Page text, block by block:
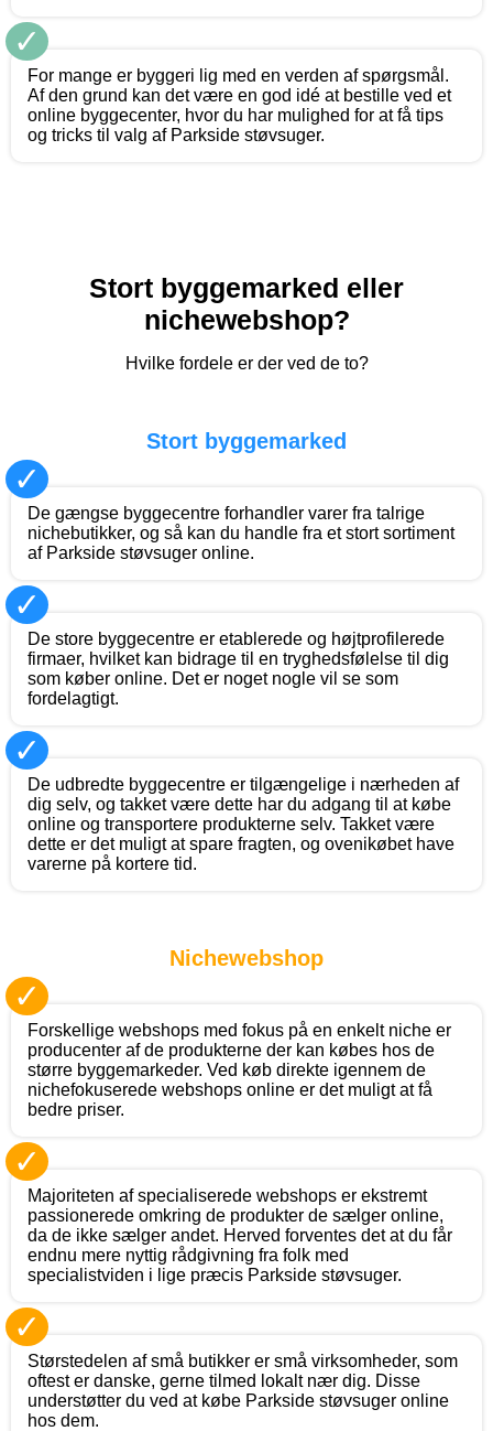
✓
For mange er byggeri lig med en verden af spørgsmål.
Af den grund kan det være en god idé at bestille ved et
online byggecenter, hvor du har mulighed for at få tips
og tricks til valg af Parkside støvsuger.
Stort byggemarked eller
nichewebshop?
Hvilke fordele er der ved de to?
Stort byggemarked
✓
De gængse byggecentre forhandler varer fra talrige
nichebutikker, og så kan du handle fra et stort sortiment
af Parkside støvsuger online.
✓
De store byggecentre er etablerede og højtprofilerede
firmaer, hvilket kan bidrage til en tryghedsfølelse til dig
som køber online. Det er noget nogle vil se som
fordelagtigt.
✓
De udbredte byggecentre er tilgængelige i nærheden af
dig selv, og takket være dette har du adgang til at købe
online og transportere produkterne selv. Takket være
dette er det muligt at spare fragten, og ovenikøbet have
varerne på kortere tid.
Nichewebshop
✓
Forskellige webshops med fokus på en enkelt niche er
producenter af de produkterne der kan købes hos de
større byggemarkeder. Ved køb direkte igennem de
nichefokuserede webshops online er det muligt at få
bedre priser.
✓
Majoriteten af specialiserede webshops er ekstremt
passionerede omkring de produkter de sælger online,
da de ikke sælger andet. Herved forventes det at du får
endnu mere nyttig rådgivning fra folk med
specialistviden i lige præcis Parkside støvsuger.
✓
Størstedelen af små butikker er små virksomheder, som
oftest er danske, gerne tilmed lokalt nær dig. Disse
understøtter du ved at købe Parkside støvsuger online
hos dem.